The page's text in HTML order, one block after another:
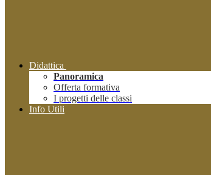
Didattica
Panoramica
Offerta formativa
I progetti delle classi
Info Utili